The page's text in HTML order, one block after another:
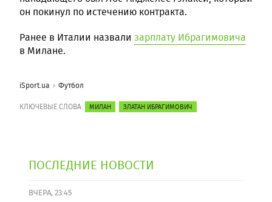
он покинул по истечению контракта.
Ранее в Италии назвали зарплату Ибрагимовича
в Милане.
iSport.ua Футбол
КЛЮЧЕВЫЕ СЛОВА: МИЛАН ЗЛАТАН ИБРАГИМОВИЧ
ПОСЛЕДНИЕ НОВОСТИ
ВЧЕРА, 23:45